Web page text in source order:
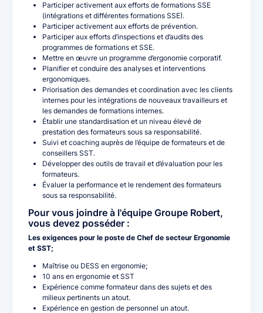
Participer activement aux efforts de formations SSE
(intégrations et différentes formations SSE).
Participer activement aux efforts de prévention.
Participer aux efforts d’inspections et d’audits des
programmes de formations et SSE.
Mettre en œuvre un programme d’ergonomie corporatif.
Planifier et conduire des analyses et interventions
ergonomiques.
Priorisation des demandes et coordination avec les clients
internes pour les intégrations de nouveaux travailleurs et
les demandes de formations internes.
Établir une standardisation et un niveau élevé de
prestation des formateurs sous sa responsabilité.
Suivi et coaching auprès de l’équipe de formateurs et de
conseillers SST.
Développer des outils de travail et d’évaluation pour les
formateurs.
Évaluer la performance et le rendement des formateurs
sous sa responsabilité.
Pour vous joindre à l'équipe Groupe Robert,
vous devez posséder :
Les exigences pour le poste de Chef de secteur Ergonomie
et SST;
Maîtrise ou DESS en ergonomie;
10 ans en ergonomie et SST
Expérience comme formateur dans des sujets et des
milieux pertinents un atout.
Expérience en gestion de personnel un atout.